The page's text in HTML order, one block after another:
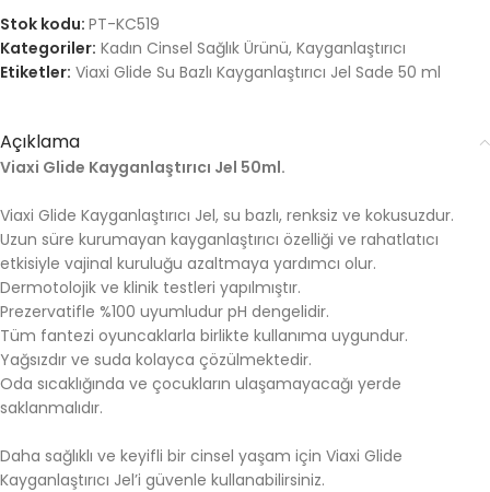
Stok kodu: PT-KC519
Kategoriler: Kadın Cinsel Sağlık Ürünü, Kayganlaştırıcı
Etiketler: Viaxi Glide Su Bazlı Kayganlaştırıcı Jel Sade 50 ml
Açıklama
Viaxi Glide Kayganlaştırıcı Jel 50ml.
Viaxi Glide Kayganlaştırıcı Jel, su bazlı, renksiz ve kokusuzdur.
Uzun süre kurumayan kayganlaştırıcı özelliği ve rahatlatıcı
etkisiyle vajinal kuruluğu azaltmaya yardımcı olur.
Dermotolojik ve klinik testleri yapılmıştır.
Prezervatifle %100 uyumludur pH dengelidir.
Tüm fantezi oyuncaklarla birlikte kullanıma uygundur.
Yağsızdır ve suda kolayca çözülmektedir.
Oda sıcaklığında ve çocukların ulaşamayacağı yerde
saklanmalıdır.
Daha sağlıklı ve keyifli bir cinsel yaşam için Viaxi Glide
Kayganlaştırıcı Jel’i güvenle kullanabilirsiniz.